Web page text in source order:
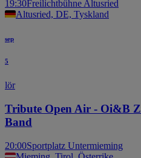
19:30Freilichtbühne Altusried
Altusried, DE, Tyskland
sep
5
lör
Tribute Open Air - Oi&B
Band
20:00Sportplatz Untermieming